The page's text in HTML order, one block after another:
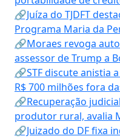
🔗Juíza do TJDFT
Programa Maria da
🔗Moraes revoga
assessor de Trump a
🔗STF discute anistia
R$ 700 milhões fora
🔗Recuperação
produtor rural, avalia
🔗Juizado do DF fixa